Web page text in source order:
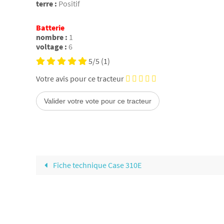
terre : Positif
Batterie
nombre : 1
voltage : 6
5/5 (1)
Votre avis pour ce tracteur
Fiche technique Case 310E